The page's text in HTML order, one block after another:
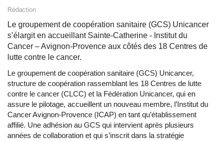
Rédaction
Le groupement de coopération sanitaire (GCS) Unicancer
s’élargit en accueillant Sainte-Catherine - Institut du
Cancer – Avignon-Provence aux côtés des 18 Centres de
lutte contre le cancer.
Le groupement de coopération sanitaire (GCS) Unicancer,
structure de coopération rassemblant les 18 Centres de lutte
contre le cancer (CLCC) et la Fédération Unicancer, qui en
assure le pilotage, accueillent un nouveau membre, l’Institut du
Cancer Avignon-Provence (ICAP) en tant qu’établissement
affilié. Une adhésion au GCS qui intervient après plusieurs
années de collaboration et qui s’inscrit dans la stratégie